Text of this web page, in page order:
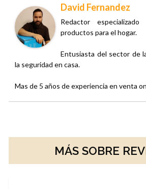
David Fernandez
Redactor
productos para el hogar.
Entusiasta del sector de
la seguridad en casa.
Mas de 5 años de experiencia en venta
MÁS SOBRE